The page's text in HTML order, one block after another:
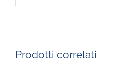
Prodotti correlati